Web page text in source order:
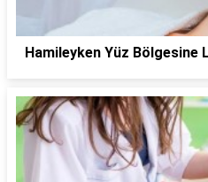
Hamileyken Yüz Bölgesine